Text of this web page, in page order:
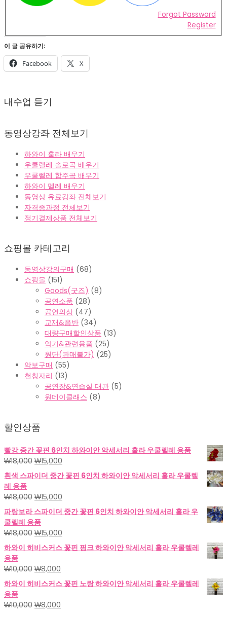
Forgot Password
Register
이 글 공유하기:
Facebook X
02-
내수업 듣기
동영상강좌 전체보기
하와이 훌라 배우기
우쿨렐레 솔로곡 배우기
우쿨렐레 합주곡 배우기
하와이 멜레 배우기
동영상 유료강좌 전체보기
자격증과정 전체보기
정기결제상품 전체보기
쇼핑몰 카테고리
동영상강의구매 (68)
쇼핑몰 (151)
Goods(굿즈) (8)
공연소품 (28)
공연의상 (47)
교재&음반 (34)
대량구매할인상품 (13)
악기&관련용품 (25)
원단(판매불가) (25)
악보구매 (55)
천칭자리 (13)
공연장&연습실 대관 (5)
원데이클래스 (8)
할인상품
빨강 중간 꽃핀 6인치 하와이안 악세서리 훌라 우쿨렐레 용품
₩18,000 원
래
가
격:
₩18,000.
₩15,000
재
가
₩15,000.
흰색 스파이더 중간 꽃핀 6인치 하와이안 악세서리 훌라 우쿨렐
레 용품
₩18,000 원
래
가
격:
₩18,000.
₩15,000
재
가
₩15,000.
파랑보라 스파이더 중간 꽃핀 6인치 하와이안 악세서리 훌라 우
쿨렐레 용품
₩18,000 원
래
가
격:
₩18,000.
₩15,000
재
가
하와이 히비스커스 꽃핀 핑크 하와이안 악세서리 훌라 우쿨렐레
용품
₩10,000 원
래
가
격:
₩10,000.
₩8,000
재
가
₩8,000.
하와이 히비스커스 꽃핀 노랑 하와이안 악세서리 훌라 우쿨렐레
용품
₩10,000 원
₩8,000